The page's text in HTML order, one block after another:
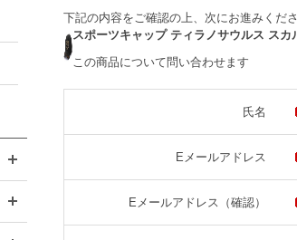
下記の内容をご確認の上、次にお進みくださ
スポーツキャップ ティラノサウルス スカ
この商品について問い合わせます
氏名
Eメールアドレス
Eメールアドレス（確認）